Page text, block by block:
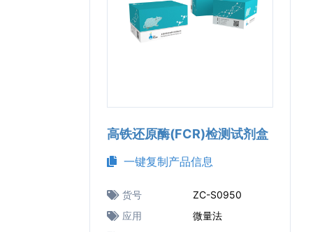
高铁还原酶(FCR)检测试剂盒
一键复制产品信息
货号
ZC-S0950
应用
微量法